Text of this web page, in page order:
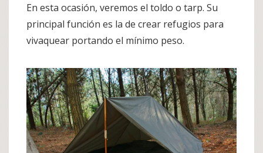
En esta ocasión, veremos el toldo o tarp. Su
principal función es la de crear refugios para
vivaquear portando el mínimo peso.